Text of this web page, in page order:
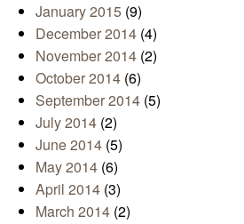
January 2015 (9)
December 2014 (4)
November 2014 (2)
October 2014 (6)
September 2014 (5)
July 2014 (2)
June 2014 (5)
May 2014 (6)
April 2014 (3)
March 2014 (2)